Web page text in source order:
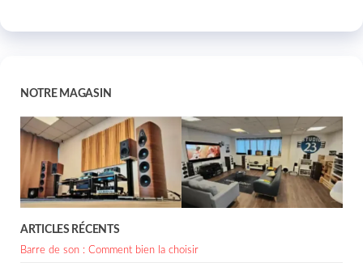
NOTRE MAGASIN
ARTICLES RÉCENTS
Barre de son : Comment bien la choisir